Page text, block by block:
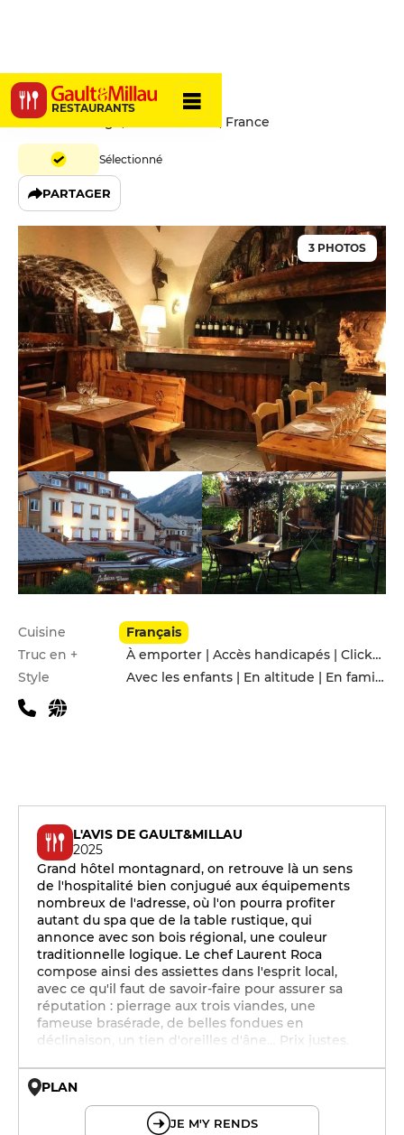
RESTAURANTS
Les Autanes
Place du Village, 05260 Ancelle, France
Sélectionné
PARTAGER
3 PHOTOS
Infos pratiques
Cuisine
Français
Truc en +
À emporter | Accès handicapés | Click&Collect | Terrasse
Style
Avec les enfants | En altitude | En famille | Entre amis
L'AVIS DE GAULT&MILLAU
2025
Grand hôtel montagnard, on retrouve là un sens
de l'hospitalité bien conjugué aux équipements
nombreux de l'adresse, où l'on pourra profiter
autant du spa que de la table rustique, qui
annonce avec son bois régional, une couleur
traditionnelle logique. Le chef Laurent Roca
compose ainsi des assiettes dans l'esprit local,
avec ce qu'il faut de savoir-faire pour assurer sa
réputation : pierrage aux trois viandes, une
fameuse brasérade, de belles fondues en
déclinaison, un tien d'oreilles d'âne… Prix justes.
PLAN
JE M'Y RENDS